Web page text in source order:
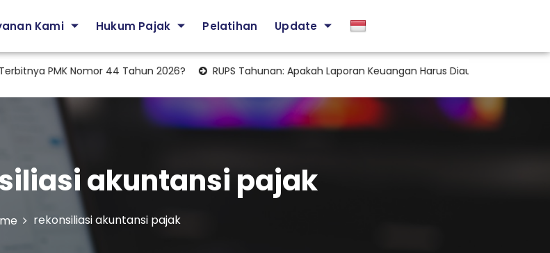
Kami Hukum Pajak Pelatihan Update
PMK Nomor 44 Tahun 2026? RUPS Tahunan: Apakah Laporan Keuangan Harus Diaudit KAP?
akuntansi pajak
rekonsiliasi akuntansi pajak